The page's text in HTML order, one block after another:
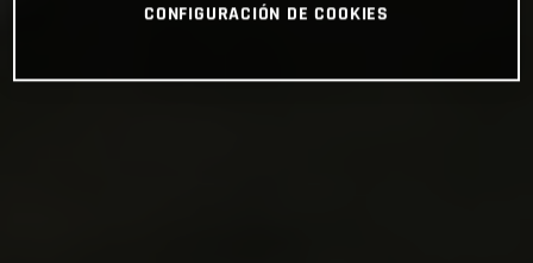
CONFIGURACIÓN DE COOKIES